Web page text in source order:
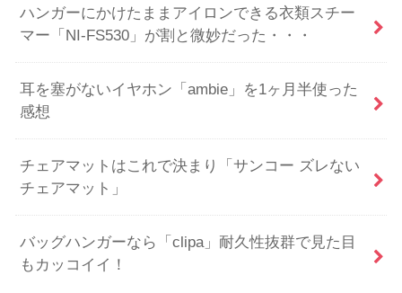
ハンガーにかけたままアイロンできる衣類スチー
マー「NI-FS530」が割と微妙だった・・・
耳を塞がないイヤホン「ambie」を1ヶ月半使った
感想
チェアマットはこれで決まり「サンコー ズレない
チェアマット」
バッグハンガーなら「clipa」耐久性抜群で見た目
もカッコイイ！